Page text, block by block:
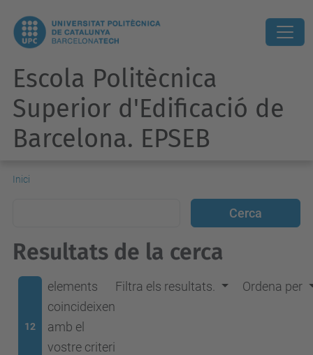
Escola Politècnica
Superior d'Edificació de
Barcelona. EPSEB
Inici
Resultats de la cerca
12
elements
coincideixen
amb el
vostre criteri
Filtra els resultats. Ordena per